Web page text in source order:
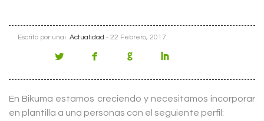
Escrito por unai. Actualidad - 22 Febrero, 2017
En Bikuma estamos creciendo y necesitamos incorporar
en plantilla a una personas con el seguiente perfil: